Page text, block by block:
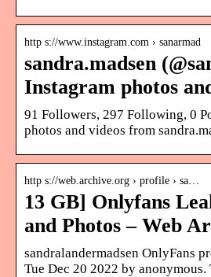
http s://www.instagram.com › sanarmad
sandra.madsen
Instagram photos
91 Followers, 297 Following, 0
photos and videos from
http s://web.archive.org › profile › sa…
13 GB] Onlyfans
and Photos – Web
sandralandermadsen OnlyFans
Tue Dec 20 2022 by anonymous.